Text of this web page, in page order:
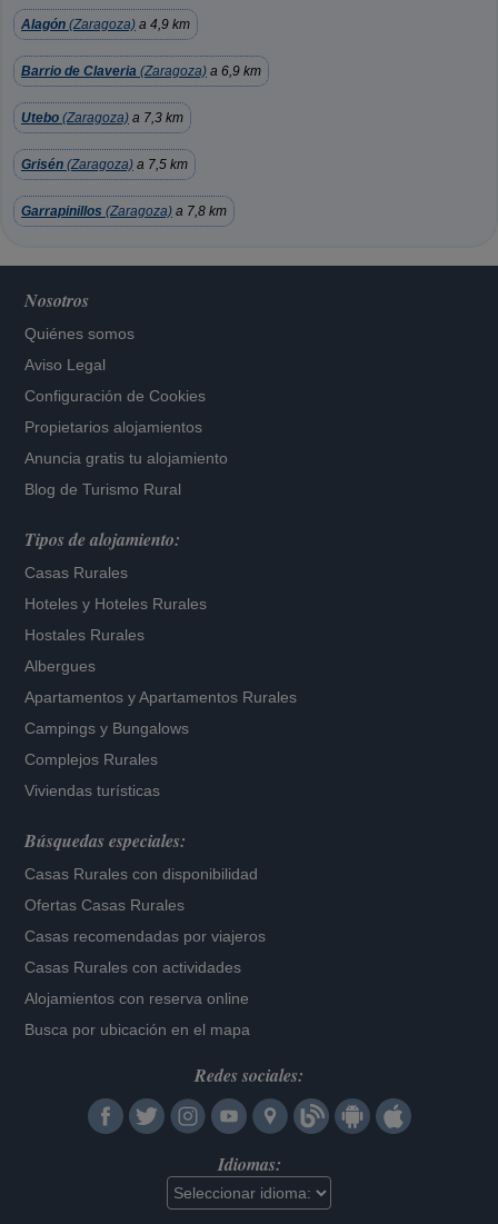
Alagón (Zaragoza) a 4,9 km
Barrio de Claveria (Zaragoza) a 6,9 km
Utebo (Zaragoza) a 7,3 km
Grisén (Zaragoza) a 7,5 km
Garrapinillos (Zaragoza) a 7,8 km
Nosotros
Quiénes somos
Aviso Legal
Configuración de Cookies
Propietarios alojamientos
Anuncia gratis tu alojamiento
Blog de Turismo Rural
Tipos de alojamiento:
Casas Rurales
Hoteles y Hoteles Rurales
Hostales Rurales
Albergues
Apartamentos yApartamentos Rurales
Campings y Bungalows
Complejos Rurales
Viviendas turísticas
Búsquedas especiales:
Casas Rurales con disponibilidad
Ofertas Casas Rurales
Casas recomendadas por viajeros
Casas Rurales con actividades
Alojamientos con reserva online
Busca por ubicación en el mapa
Redes sociales:
Idiomas: